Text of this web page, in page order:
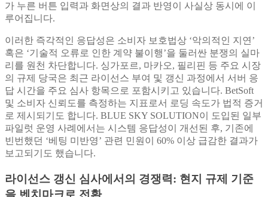
가 누른 버튼 입력과 화면상의 결과 반영이 사실상 동시에 이
루어집니다.
이러한 즉각적인 응답성은 소비자 보호법상 ‘악의적인 지연’
혹은 ‘기술적 오류로 인한 계약 불이행’을 둘러싼 분쟁의 실마
리를 원천 차단합니다. 싱가포르, 마카오, 필리핀 등 주요 시장
의 규제 당국은 최근 라이선스 부여 및 갱신 과정에서 서버 응
답 시간을 주요 심사 항목으로 포함시키고 있습니다. BetSoft
및 소비자 신뢰도를 측정하는 지표로서 로딩 속도가 법적 증거
로 제시되기도 합니다. BLUE SKY SOLUTION이 도입된 일부
파일럿 운영 사례에서는 시스템 응답성이 개선된 후, 기존에
빈번했던 ‘베팅 미반영’ 관련 민원이 60% 이상 급감한 결과가
보고되기도 했습니다.
라이선스 갱신 심사에서의 경쟁력: 현지 규제 기준
을 벤치마크로 전환